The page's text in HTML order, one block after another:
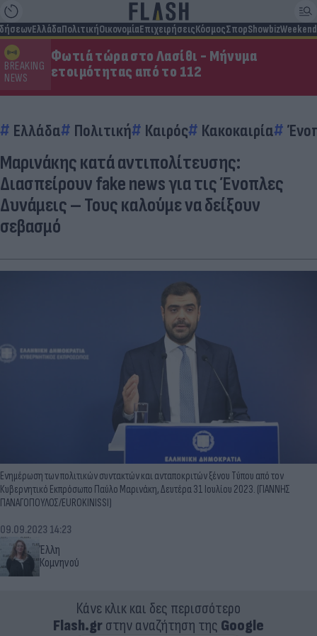
ΕλλάδαΠολιτικήΟικονομίαΕπιχειρήσειςΚόσμοςΣπορShowbizWeekend
BREAKING
NEWS
Φωτιά τώρα στο Λασίθι - Μήνυμα
ετοιμότητας από το 112
Ελλάδα Πολιτική Καιρός Κακοκαιρία
Μαρινάκης κατά αντιπολίτευσης:
Διασπείρουν fake news για τις Ένοπλες
Δυνάμεις – Τους καλούμε να δείξουν
σεβασμό
Ενημέρωση των πολιτικών συντακτών και ανταποκριτών ξένου Τύπου από τον
Κυβερνητικό Εκπρόσωπο Παύλο Μαρινάκη, Δευτέρα 31 Ιουλίου 2023. (ΓΙΑΝΝΗΣ
ΠΑΝΑΓΟΠΟΥΛΟΣ/EUROKINISSI)
Έλλη
Κομνηνού
09.09.2023 14:23
Κάνε κλικ και δες περισσότερο
Flash.grστην αναζήτηση της Google